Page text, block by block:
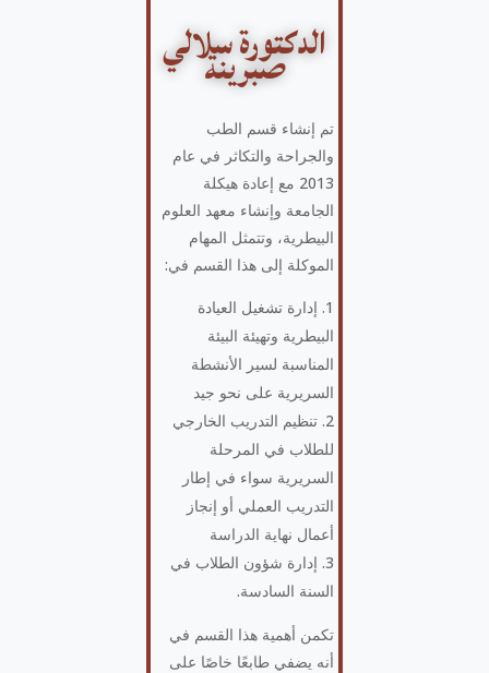
الدكتورة سلالي
صبرينة
تم إنشاء قسم الطب
والجراحة والتكاثر في عام
2013 مع إعادة هيكلة
الجامعة وإنشاء معهد العلوم
البيطرية، وتتمثل المهام
الموكلة إلى هذا القسم في:
إدارة تشغيل العيادة
البيطرية وتهيئة البيئة
المناسبة لسير الأنشطة
السريرية على نحو جيد
تنظيم التدريب الخارجي
للطلاب في المرحلة
السريرية سواء في إطار
التدريب العملي أو إنجاز
أعمال نهاية الدراسة
إدارة شؤون الطلاب في
السنة السادسة.
تكمن أهمية هذا القسم في
أنه يضفي طابعًا خاصًا على